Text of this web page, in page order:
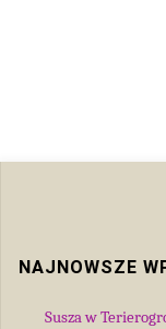
NAJNOWSZE
Susza w